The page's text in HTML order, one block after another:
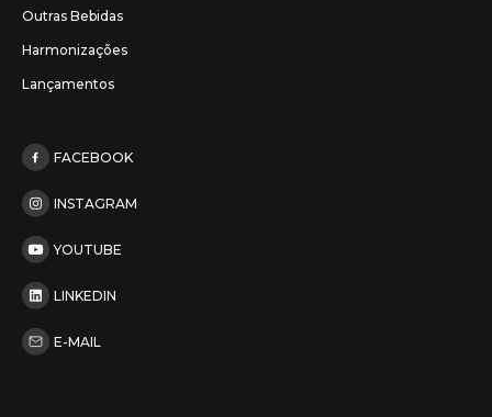
Outras Bebidas
Harmonizações
Lançamentos
FACEBOOK
INSTAGRAM
YOUTUBE
LINKEDIN
E-MAIL